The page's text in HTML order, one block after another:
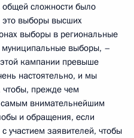
общей сложности было
выборы высших
выборы в региональные
муниципальные выборы, –
кампании превыше
настоятельно, и мы
чтобы, прежде чем
самым внимательнейшим
и обращения, если
участием заявителей, чтобы